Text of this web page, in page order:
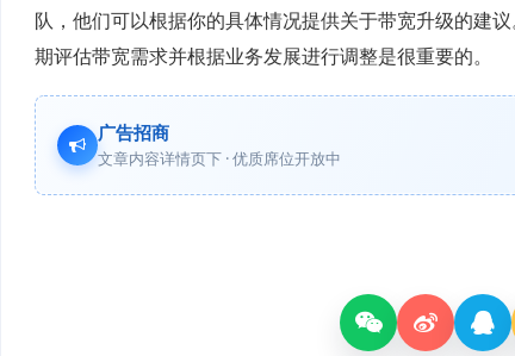
队，他们可以根据你的具体情况提供关于带宽升级的建
期评估带宽需求并根据业务发展进行调整是很重要的。
广告招商
文章内容详情页下 · 优质席位开放中